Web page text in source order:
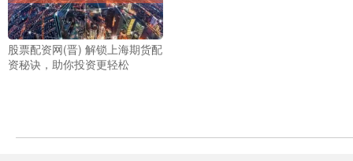
股票配资网(晋) 解锁上海期货配
资秘诀，助你投资更轻松